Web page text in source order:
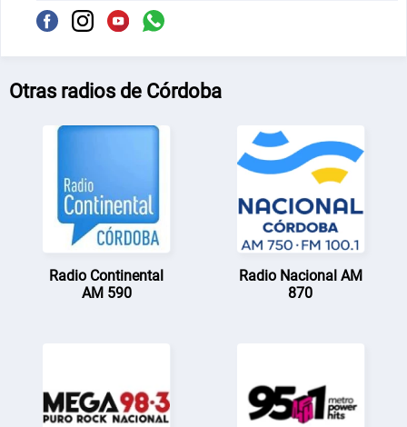
Otras radios de Córdoba
Radio Continental
AM 590
Radio Nacional AM
870